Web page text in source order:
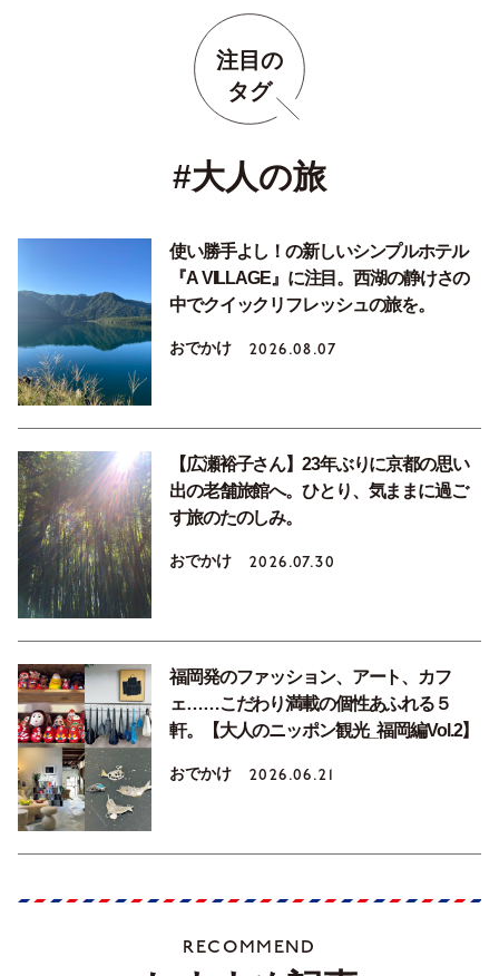
注目の
タグ
#大人の旅
使い勝手よし！の新しいシンプルホテル
『A VILLAGE』に注目。西湖の静けさの
中でクイックリフレッシュの旅を。
おでかけ 2026.08.07
【広瀬裕子さん】23年ぶりに京都の思い
出の老舗旅館へ。ひとり、気ままに過ご
す旅のたのしみ。
おでかけ 2026.07.30
福岡発のファッション、アート、カフ
ェ……こだわり満載の個性あふれる５
軒。【大人のニッポン観光_福岡編Vol.2】
おでかけ 2026.06.21
RECOMMEND